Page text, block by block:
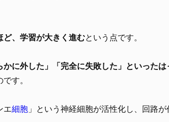
ど、学習が大きく進むという点です。
に外した」「完全に失敗した」といったは
です。
エ細胞 」という神経細胞が活性化し、回路